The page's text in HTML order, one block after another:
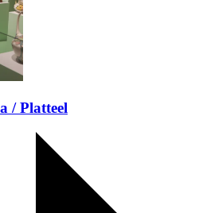
/ Platteel